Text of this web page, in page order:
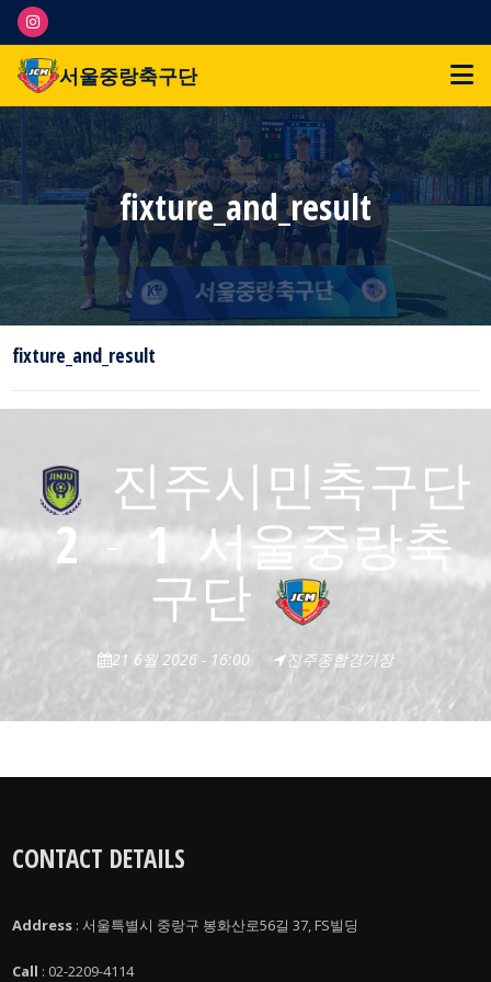
서울중랑축구단
fixture_and_result
fixture_and_result
진주시민축구단
2 - 1 서울중랑축
구단
21 6월 2026 - 16:00 진주종합경기장
CONTACT DETAILS
Address : 서울특별시 중랑구 봉화산로56길 37, FS빌딩
Call : 02-2209-4114